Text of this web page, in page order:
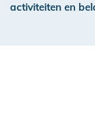
activiteiten en